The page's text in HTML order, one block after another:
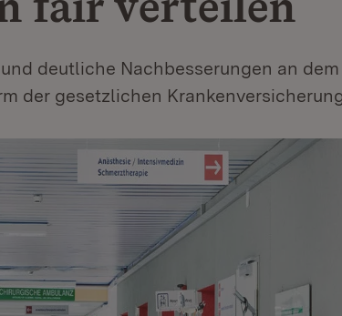
deutliche Nachbesserungen an dem
der gesetzlichen